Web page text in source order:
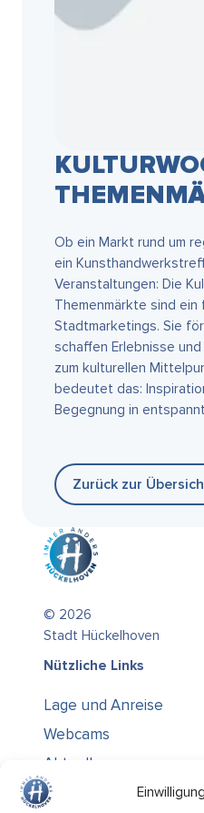
Ob ein Markt rund um
ein
Veranstaltungen: Die
Themenmärkte sind
Stadtmarketings. Sie
schaffen Erlebnisse
zum kulturellen
bedeutet das:
Begegnung in
Zurück zur
© 2026
Stadt Hückelhoven
Nützliche Links
Lage und Anreise
Webcams
Aktuelles
Über uns